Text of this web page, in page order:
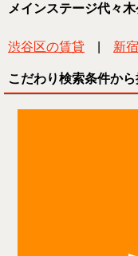
メインステージ代々
渋谷区の賃貸 新
こだわり検索条件か